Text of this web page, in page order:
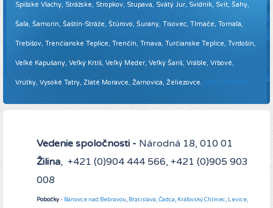
Spišské Vlachy, Strážske, Stropkov, Stupava, Svätý Jur, Svidník, Svit, Šahy,
Šaľa, Šamorín, Šaštín-Stráže, Štúrovo, Šurany, Tisovec, Tlmače, Tornaľa,
Trebišov, Trenčianske Teplice, Trenčín, Trnava, Turčianske Teplice, Tvrdošín,
Veľké Kapušany, Veľký Krtíš, Veľký Meder, Veľký Šariš, Vráble, Vrbové,
Vrútky, Vysoké Tatry, Zlaté Moravce, Žarnovica, Želiezovce. Viac informácií ...
Vedenie spoločnosti - Národná 18, 010 01
Žilina, +421 (0)904 444 566, +421 (0)905 903
008
Pobočky- Bánovce nad Bebravou, Bratislava,Čadca, Kráľovský Chlmec, Levice,